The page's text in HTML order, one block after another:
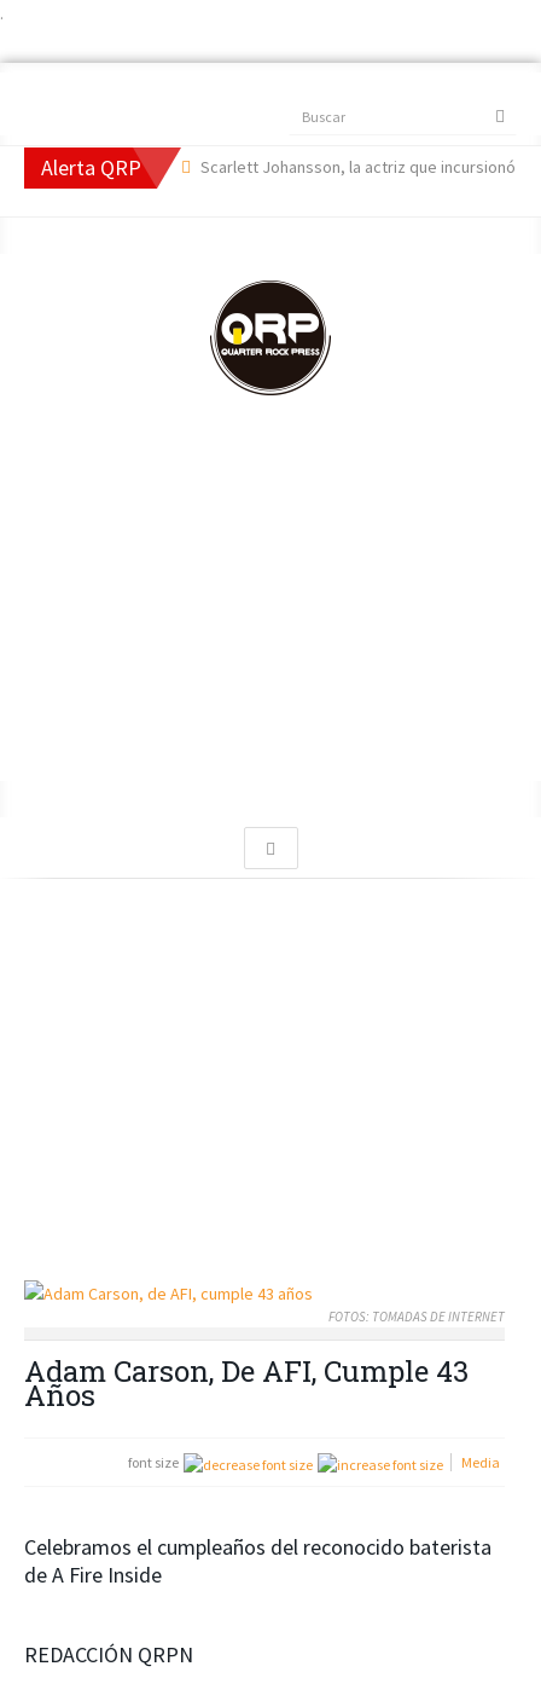
.
Buscar
Alerta QRP
Of The Moon', Scarlett Johansson, la actriz que incursionó
FOTOS: TOMADAS DE INTERNET
Adam Carson, De AFI, Cumple 43
Años
font size Media
Celebramos el cumpleaños del reconocido baterista
de A Fire Inside
REDACCIÓN QRPN